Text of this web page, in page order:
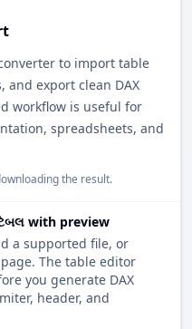
to import table
and export clean DAX
workflow is useful for
spreadsheets, and
the result.
with preview
a supported file, or
The table editor
you generate DAX
header, and